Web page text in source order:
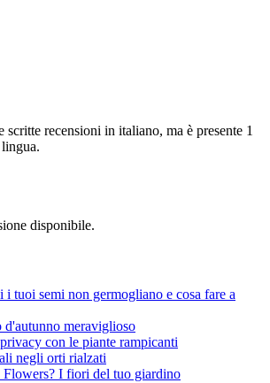
scritte recensioni in italiano, ma è presente 1
disponibile.
i tuoi semi non germogliano e cosa fare a
d'autunno meraviglioso
con le piante rampicanti
negli orti rialzati
I fiori del tuo giardino